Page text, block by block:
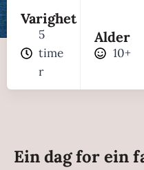
Varighet
5
time
r
Alder
10+
Ein dag for ein